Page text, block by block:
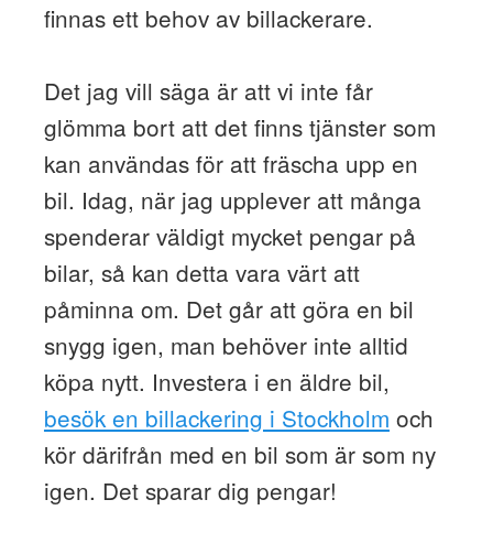
finnas ett behov av billackerare.
Det jag vill säga är att vi inte får
glömma bort att det finns tjänster som
kan användas för att fräscha upp en
bil. Idag, när jag upplever att många
spenderar väldigt mycket pengar på
bilar, så kan detta vara värt att
påminna om. Det går att göra en bil
snygg igen, man behöver inte alltid
köpa nytt. Investera i en äldre bil,
besök en billackering i Stockholm och
kör därifrån med en bil som är som ny
igen. Det sparar dig pengar!